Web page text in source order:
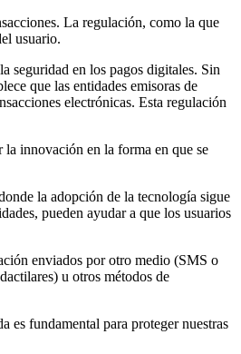
La regulación, como la que
usuario.
seguridad en los pagos digitales. Sin
que las entidades emisoras de
electrónicas. Esta regulación
la innovación en la forma en que se
la adopción de la tecnología sigue
pueden ayudar a que los usuarios
enviados por otro medio (SMS o
u otros métodos de
es fundamental para proteger nuestras